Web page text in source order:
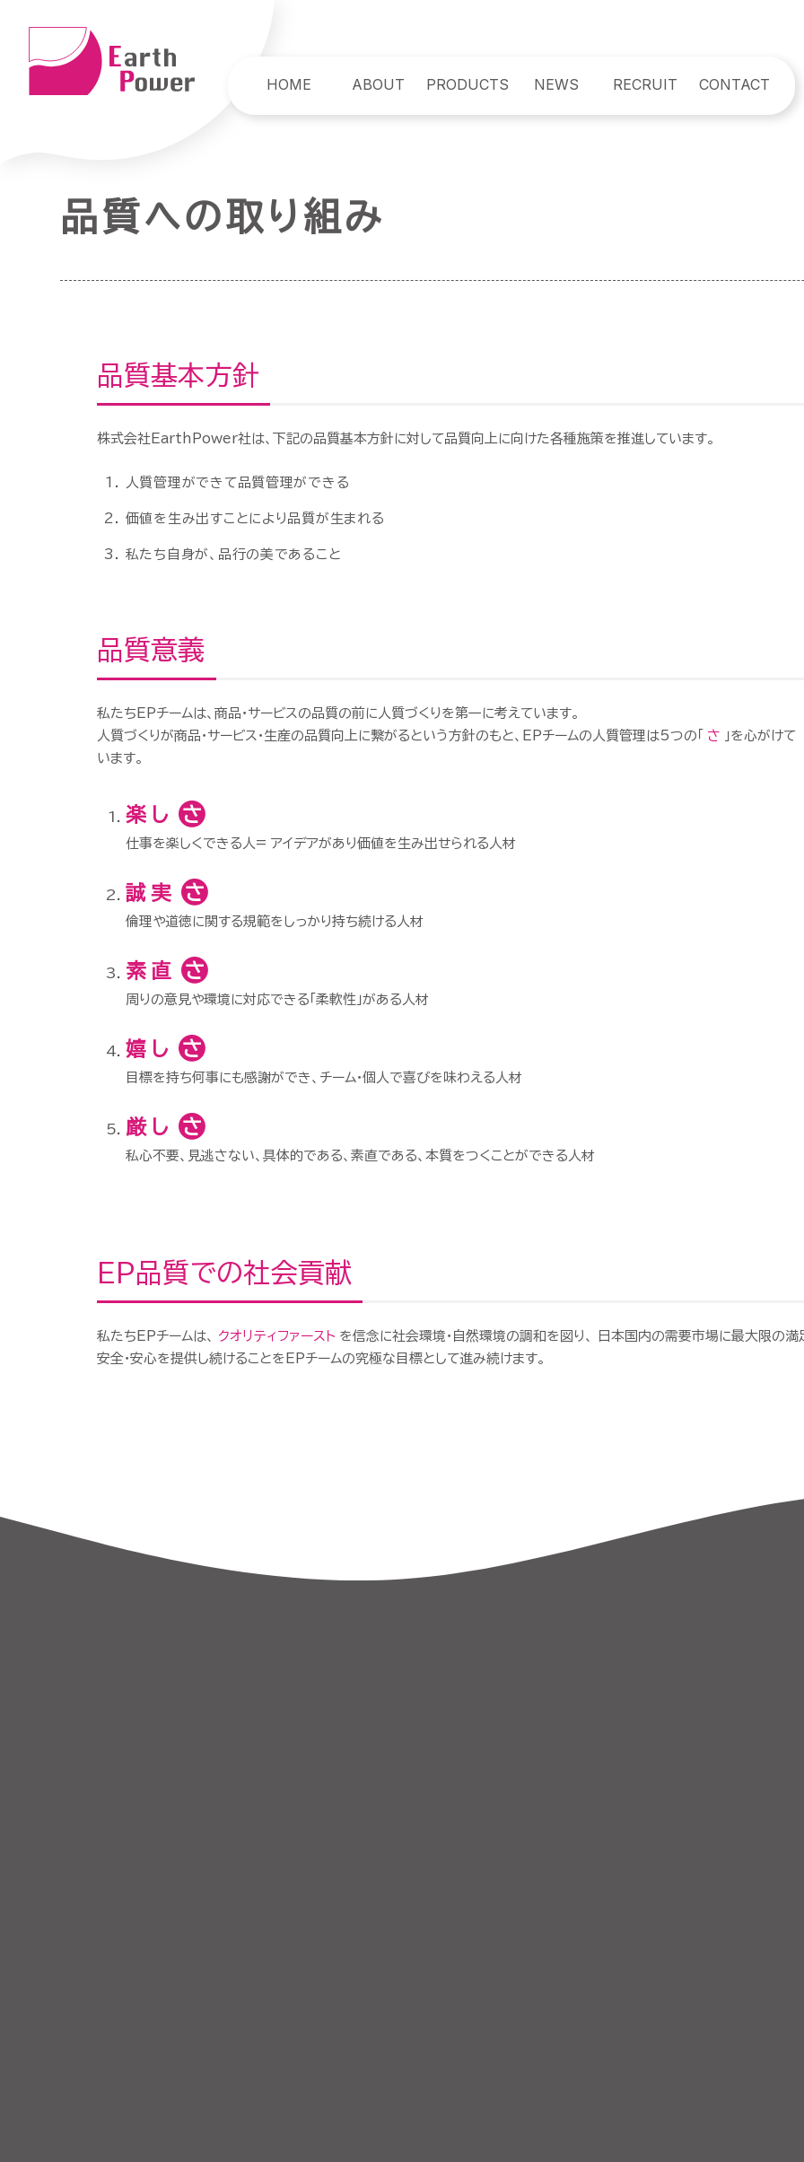
HOME ABOUT PRODUCTS NEWS RECRUIT CONTACT
品質への取り組み
品質基本方針
株式会社 Earth Power社 は、 下記の品質基本方針に対して品質向上に向けた各種施策を推進しています。
人質管理ができて品質管理ができる
価値を生み出すことにより品質が生まれる
私たち自身が、品行の美であること
品質意義
私たち EPチーム は、 商品・ サービス の品質の前に 人質づくり を第一に考えています。
人質づくりが商品・ サービス・ 生産の品質向上に繋がる という 方針のもと、 EPチームの 人質管理 は5つ の 「 さ 」を心がけて
います。
楽し さ
仕事を楽しくできる人 = アイデアがあり価値を生み出せられる人材
誠実 さ
倫理や道徳に 関する規範を しっかり持ち続ける 人材
素直 さ
周り の意見や環境に対応できる 「柔軟性」がある 人材
嬉し さ
目標を持ち何事にも感謝ができ、 チーム・個人 で喜びを味わえる 人材
厳し さ
私心不要、 見逃さない、 具体的である、 素直である、 本質をつく ことができる 人材
EP品質での社会貢献
私たちEPチームは、 クオリティファースト を信念に社会環境・ 自然環境の調和を 図り、 日本国内の需要市場に最大限の満
安全・安心を提供し続けることを EPチームの究極な 目標として進み続けます。